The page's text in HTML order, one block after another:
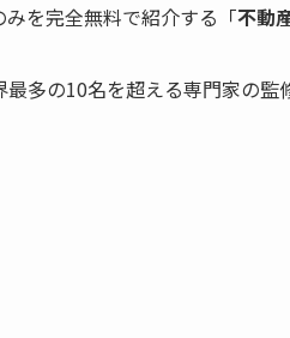
を完全無料で紹介する「不動
多の10名を超える専門家の監